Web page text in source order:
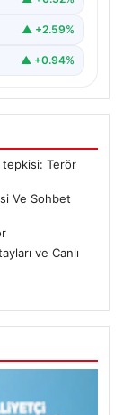
▲ +2.59%
▲ +0.94%
tepkisi: Terör
Ve Sohbet
ve Canlı